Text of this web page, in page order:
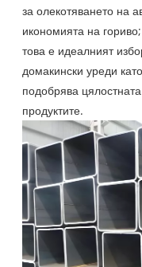
за олекотяването на
икономията на
това е идеалният
домакински уреди
подобрява
продуктите.